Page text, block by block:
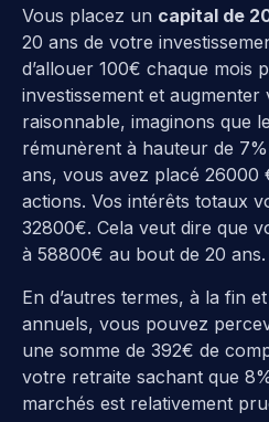
Vous placez un capital de
20 ans de votre
d’allouer 100€ chaque mois
investissement et
raisonnable, imaginons que
rémunèrent à hauteur de
ans, vous avez placé
actions. Vos intérêts totaux
32800€. Cela veut dire que
à 58800€ au bout de 20 ans.
En d’autres termes, à la fin
annuels, vous pouvez
une somme de 392€ de
votre retraite sachant que
marchés est relativement